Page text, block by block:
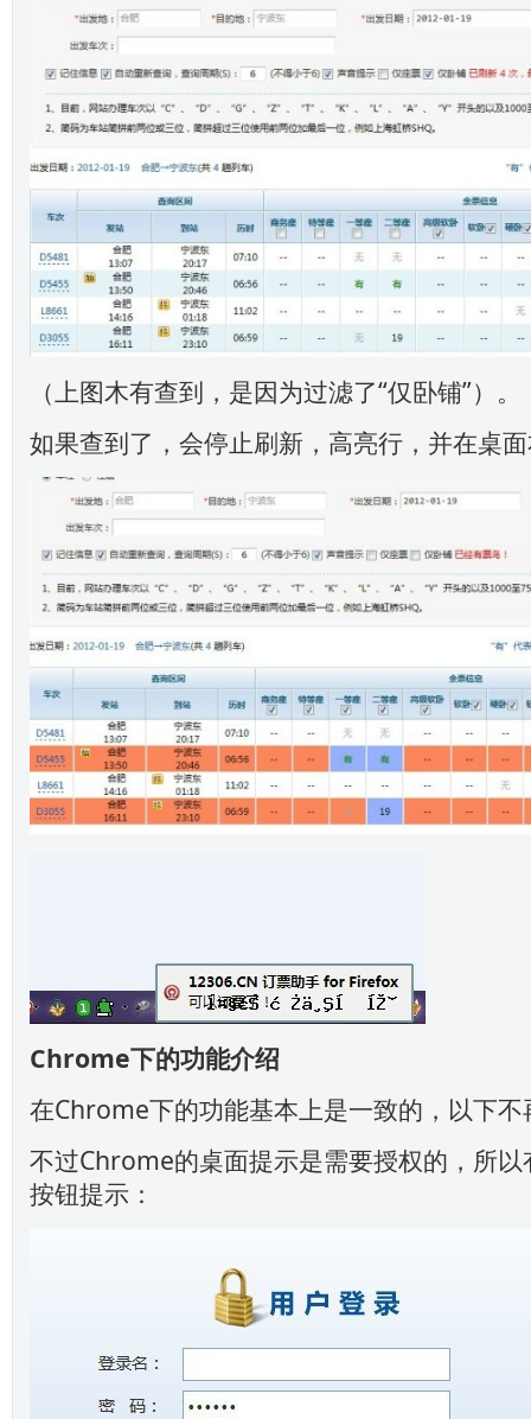
（上图木有查到，是因为过滤了“仅卧铺”）。
如果查到了，会停止刷新，高亮行，并在桌
Chrome下的功能介绍
在Chrome下的功能基本上是一致的，以下
不过Chrome的桌面提示是需要授权的，所
按钮提示：